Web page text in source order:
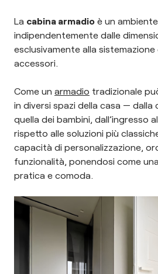
La cabina armadio è un
indipendentemente dalle
esclusivamente alla
accessori.
Come un armadio tradizionale
in diversi spazi della casa — dalla
quella dei bambini, dall’ingresso
rispetto alle soluzioni più
capacità di personalizzazione,
funzionalità, ponendosi come
pratica e comoda.